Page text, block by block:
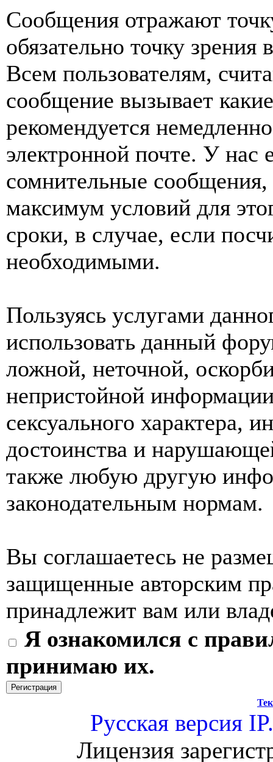
Сообщения отражают
обязательно точку
Всем пользователям,
сообщение вызывает
рекомендуется
электронной почте. У нас
сомнительные
максимум условий для
сроки, в случае, если
необходимыми.
Пользуясь услугами
использовать данный
ложной, неточной,
непристойной
сексуального характера,
достоинства и
также любую другую
законодательным нормам.
Вы соглашаетесь не
защищенные авторским
принадлежит вам или
Я ознакомился с
принимаю их.
Русская версия
Лицензия